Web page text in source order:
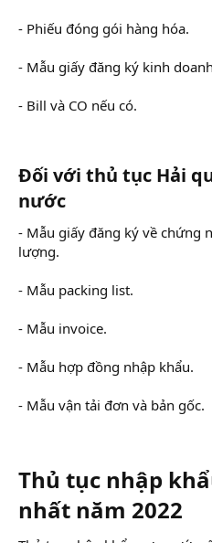
- Phiếu đóng gói hàng hóa.
- Mẫu giấy đăng ký kinh
- Bill và CO nếu có.
Đối với thủ tục Hải
nước
- Mẫu giấy đăng ký về chứng
lượng.
- Mẫu packing list.
- Mẫu invoice.
- Mẫu hợp đồng nhập khẩu.
- Mẫu vận tải đơn và bản gốc.
Thủ tục nhập
nhất năm 2022